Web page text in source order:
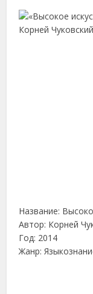
Название:
Автор: Корней
Год: 2014
Жанр: